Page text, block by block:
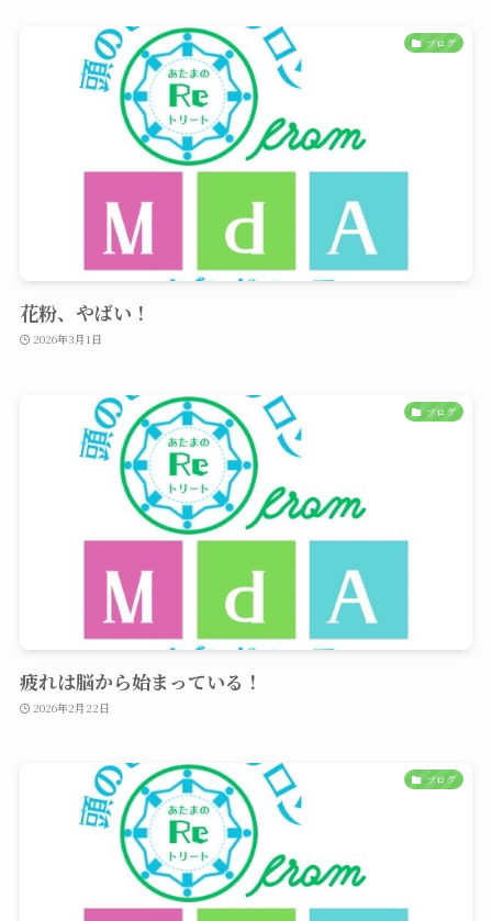
ブログ
花粉、やばい！
2026年3月1日
ブログ
疲れは脳から始まっている！
2026年2月22日
ブログ